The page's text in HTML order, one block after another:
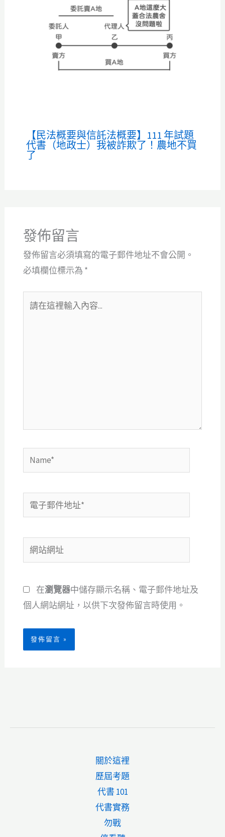
【民法概要與信託法概要】111 年試題
代書（地政士）我被詐欺了！農地不買
了
發佈留言
發佈留言必須填寫的電子郵件地址不會公開。
必填欄位標示為 *
Name*
電
子
件
地
*
網
站
址
在瀏覽器中儲存顯示名稱、電子郵件地址及
個人網站網址，以供下次發佈留言時使用。
關於這裡
歷屆考題
代書 101
代書實務
勿戰